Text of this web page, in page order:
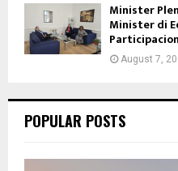
Minister
Minister di
August 7,
POPULAR POSTS